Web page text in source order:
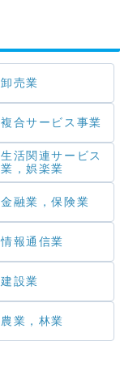
卸売業
複合サービス事業
生活関連サービス
業，娯楽業
金融業，保険業
情報通信業
建設業
農業，林業